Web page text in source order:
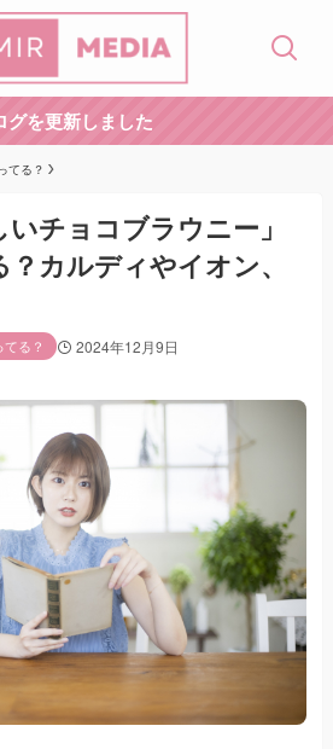
グを更新しました
てる？
いチョコブラウニー」
カルディやイオン、
る？ 2024年12月9日